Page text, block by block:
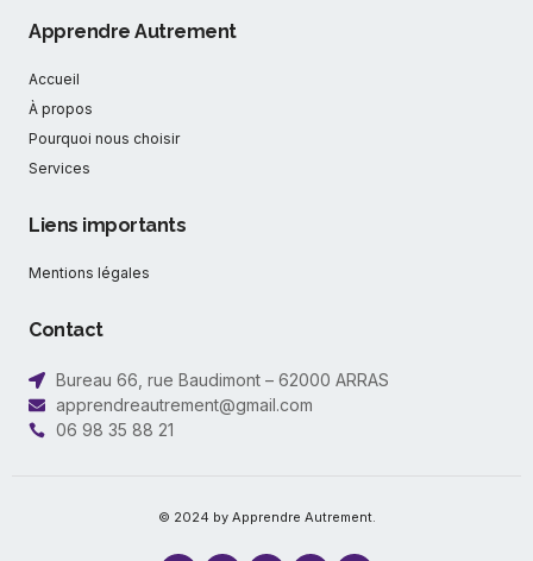
Apprendre Autrement
Accueil
À propos
Pourquoi nous choisir
Services
Liens importants
Mentions légales
Contact
Bureau 66, rue Baudimont – 62000 ARRAS
apprendreautrement@gmail.com
06 98 35 88 21
© 2024 by Apprendre Autrement.